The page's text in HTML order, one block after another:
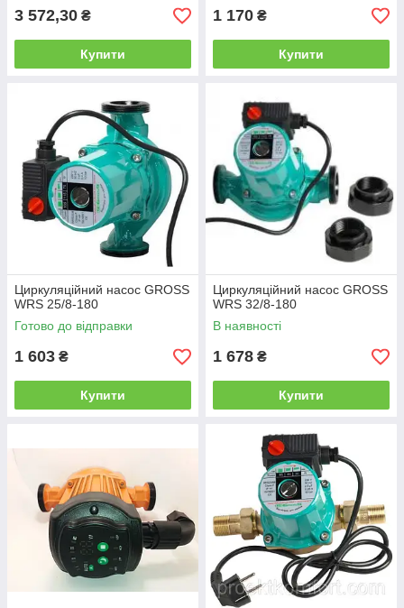
3 572,30 ₴
Купити
1 170 ₴
Купити
Циркуляційний насос GROSS
WRS 25/8-180
Готово до відправки
1 603 ₴
Купити
Циркуляційний насос GROSS
WRS 32/8-180
В наявності
1 678 ₴
Купити